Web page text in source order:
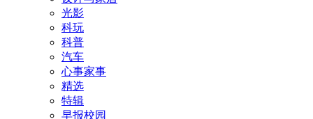
光影
科玩
科普
汽车
心事家事
精选
特辑
早报校园